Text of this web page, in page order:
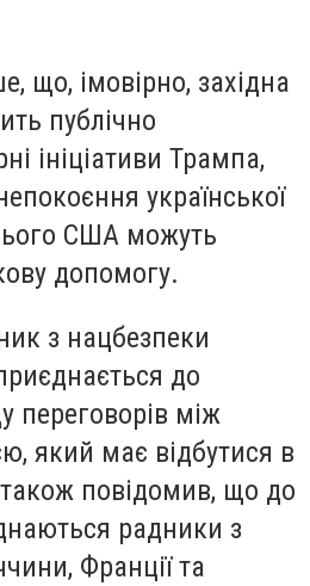
що, імовірно, західна
публічно
ініціативи Трампа,
української
США можуть
допомогу.
з нацбезпеки
до
переговорів між
який має відбутися в
повідомив, що до
радники з
Франції та